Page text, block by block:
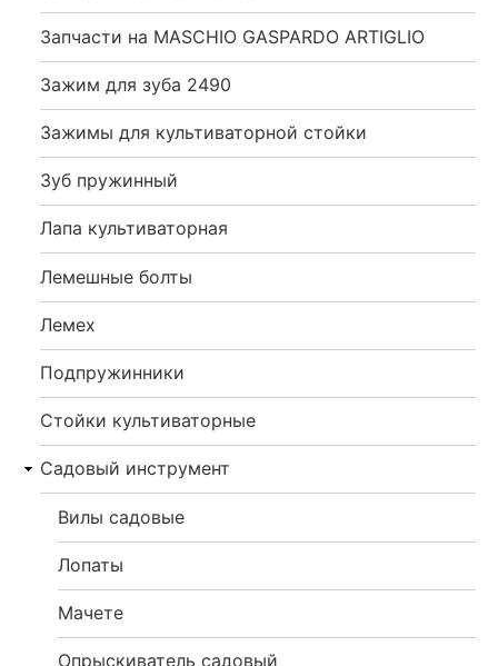
Запчасти на MASCHIO GASPARDO ARTIGLIO
Зажим для зуба 2490
Зажимы для культиваторной стойки
Зуб пружинный
Лапа культиваторная
Лемешные болты
Лемех
Подпружинники
Стойки культиваторные
Садовый инструмент
Вилы садовые
Лопаты
Мачете
Опрыскиватель садовый